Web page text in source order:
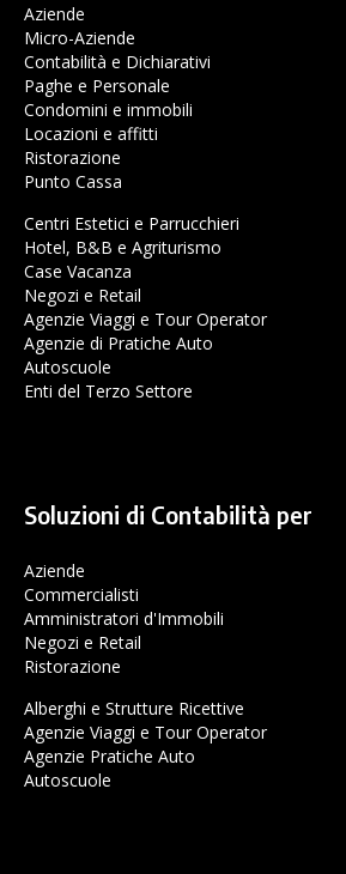
Aziende
Micro-Aziende
Contabilità e Dichiarativi
Paghe e Personale
Condomini e immobili
Locazioni e affitti
Ristorazione
Punto Cassa
Centri Estetici e Parrucchieri
Hotel, B&B e Agriturismo
Case Vacanza
Negozi e Retail
Agenzie Viaggi e Tour Operator
Agenzie di Pratiche Auto
Autoscuole
Enti del Terzo Settore
Soluzioni di Contabilità per
Aziende
Commercialisti
Amministratori d'Immobili
Negozi e Retail
Ristorazione
Alberghi e Strutture Ricettive
Agenzie Viaggi e Tour Operator
Agenzie Pratiche Auto
Autoscuole